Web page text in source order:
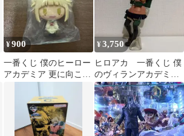
¥900
一番くじ 僕のヒーロー
アカデミア 更に向こう
へ トガヒミコ
¥3,750
ヒロアカ 一番くじ 僕
のヴィランアカデミア
C賞 トガヒミコ フィ
ギュア